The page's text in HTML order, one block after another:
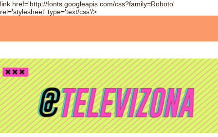
link href='http://fonts.googleapis.com/css?family=Roboto'
rel='stylesheet' type='text/css'/>